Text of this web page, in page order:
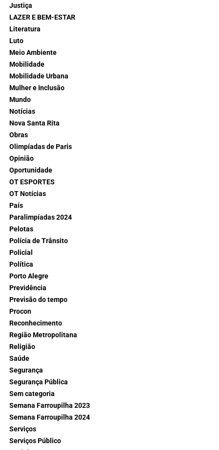
Justiça
LAZER E BEM-ESTAR
Literatura
Luto
Meio Ambiente
Mobilidade
Mobilidade Urbana
Mulher e Inclusão
Mundo
Notícias
Nova Santa Rita
Obras
Olimpíadas de Paris
Opinião
Oportunidade
OT ESPORTES
OT Notícias
País
Paralimpíadas 2024
Pelotas
Polícia de Trânsito
Policial
Política
Porto Alegre
Previdência
Previsão do tempo
Procon
Reconhecimento
Região Metropolitana
Religião
Saúde
Segurança
Segurança Pública
Sem categoria
Semana Farroupilha 2023
Semana Farroupilha 2024
Serviços
Serviços Público